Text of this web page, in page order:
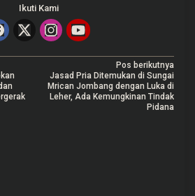
Ikuti Kami
Pos berikutnya
Jasad Pria Ditemukan di Sungai
Mrican Jombang dengan Luka di
Leher, Ada Kemungkinan Tindak
Pidana